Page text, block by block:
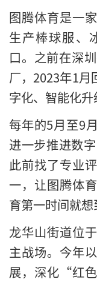
图腾体育是一
生产棒球服、
口。之前在深
厂，2023年1月
字化、智能化升
每年的5月至9
进一步推进数
此前找了专业
一，让图腾体
育第一时间就
龙华山街道位
主战场。今年
展，深化“红